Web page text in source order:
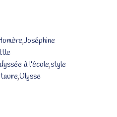
,Joséphine
à l'école,style
,Ulysse